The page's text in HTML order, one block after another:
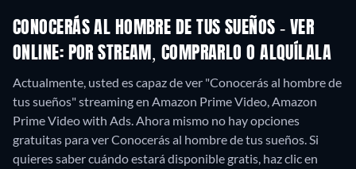
CONOCERÁS AL HOMBRE DE TUS SUEÑOS - VER
ONLINE: POR STREAM, COMPRARLO O ALQUÍLALA
Actualmente, usted es capaz de ver "Conocerás al hombre de
tus sueños" streaming en Amazon Prime Video, Amazon
Prime Video with Ads.Ahora mismo no hay opciones
gratuitas para ver Conocerás al hombre de tus sueños. Si
quieres saber cuándo estará disponible gratis, haz clic en